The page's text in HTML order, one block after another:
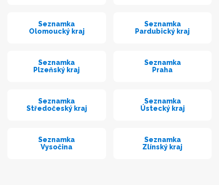
Seznamka
Olomoucký kraj
Seznamka
Pardubický kraj
Seznamka
Plzeňský kraj
Seznamka
Praha
Seznamka
Středočeský kraj
Seznamka
Ústecký kraj
Seznamka
Vysočina
Seznamka
Zlínský kraj